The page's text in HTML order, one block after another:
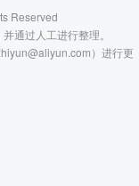
Reserved
通过人工进行整理。
）进行更